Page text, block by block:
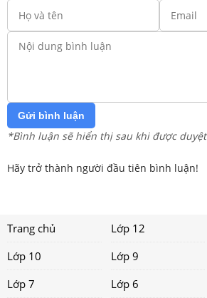
Gửi bình luận
*Bình luận sẽ hiển thị sau khi được duyệt
Hãy trở thành người đầu tiên bình luận!
Trang chủ Lớp 12
Lớp 10
Lớp 9
Lớp 7
Lớp 6